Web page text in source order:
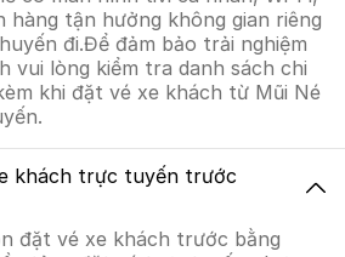
hàng tận hưởng không gian riêng
đi.Để đảm bảo trải nghiệm
vui lòng kiểm tra danh sách chi
khi đặt vé xe khách từ Mũi Né
khách trực tuyến trước
đặt vé xe khách trước bằng